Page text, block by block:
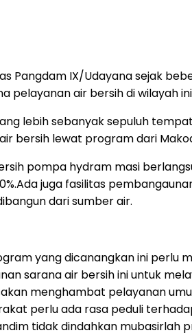
Pangdam IX/Udayana sejak
pelayanan air bersih di wilayah
lebih sebanyak sepuluh
bersih lewat program dari
pompa hydram masi
juga fasilitas
dari sumber air.
yang dicanangkan ini perlu
sarana air bersih ini untuk
menghambat pelayanan
perlu ada rasa peduli
tidak dindahkan mubasirlah